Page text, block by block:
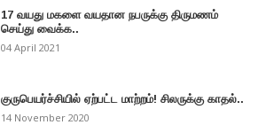
17 வயது மகளை வயதான நபருக்கு திருமணம்
செய்து வைக்க..
04 April 2021
குருபெயர்ச்சியில் ஏற்பட்ட மாற்றம்! சிலருக்கு காதல்..
14 November 2020